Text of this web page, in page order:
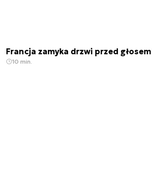
Francja zamyka drzwi przed głosem
10 min.